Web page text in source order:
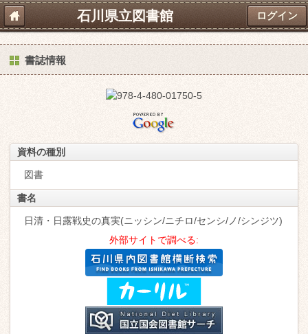
石川県立図書館 ログイン
書誌情報
資料の種別
図書
書名
日清・日露戦史の真実(ニッシン/ニチロ/センシ/ノ/シンジツ)
外部サイトで調べる: